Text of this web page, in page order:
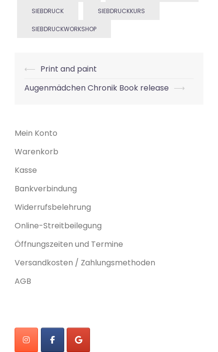
SIEBDRUCK SIEBDRUCKKURS
SIEBDRUCKWORKSHOP
Beitrags-
⟵ Print and paint
Augenmädchen Chronik Book release ⟶
Mein Konto
Warenkorb
Kasse
Bankverbindung
Widerrufsbelehrung
Online-Streitbeilegung
Öffnungszeiten und Termine
Versandkosten / Zahlungsmethoden
AGB